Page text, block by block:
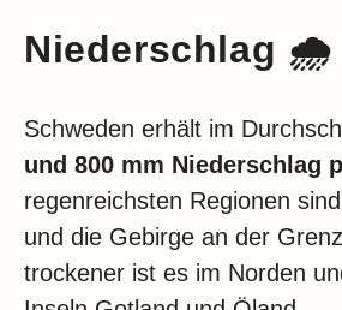
Niederschlag 🌧️
Schweden erhält im
und 800 mm Niederschlag
regenreichsten Regionen
und die Gebirge an der
trockener ist es im Norden